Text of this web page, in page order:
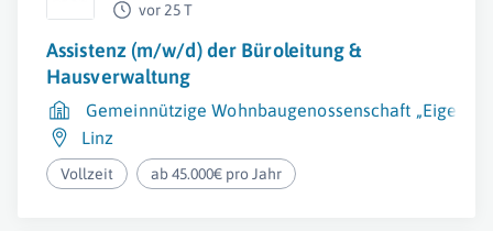
vor 25 T
Assistenz (m/w/d) der Büroleitung &
Hausverwaltung
Gemeinnützige Wohnbaugenossenschaft
Linz
Vollzeit ab 45.000€ pro Jahr